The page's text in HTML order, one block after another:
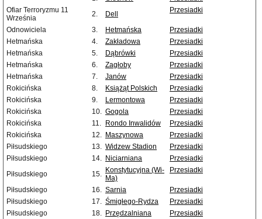
Ofiar Terroryzmu 11
Września
2. Dell Przesiadki
Odnowiciela 3. Hetmańska
Przesiadki
Hetmańska
4. Zakładowa
Przesiadki
Hetmańska
5. Dąbrówki
Przesiadki
Hetmańska
6. Zagłoby
Przesiadki
Hetmańska
7. Janów
Przesiadki
Rokicińska
8. Książąt Polskich
Przesiadki
Rokicińska
9. Lermontowa
Przesiadki
Rokicińska
10. Gogola
Przesiadki
Rokicińska
11. Rondo Inwalidów
Przesiadki
Rokicińska
12. Maszynowa
Przesiadki
Piłsudskiego
13. Widzew Stadion
Przesiadki
Piłsudskiego
14. Niciarniana
Przesiadki
Piłsudskiego
15. Konstytucyjna (Wi-
Ma)
Przesiadki
Piłsudskiego 16. Sarnia
Przesiadki
Piłsudskiego
17. Śmigłego-Rydza
Przesiadki
Piłsudskiego
18. Przędzalniana Przesiadki